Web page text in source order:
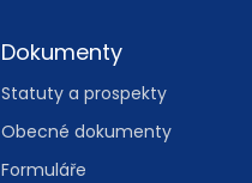
Dokumenty
Statuty a prospekty
Obecné dokumenty
Formuláře